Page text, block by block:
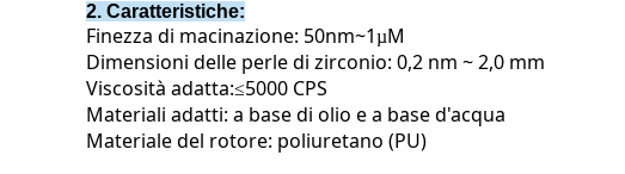
2. Caratteristiche:
Finezza di macinazione: 50nm~1µM
Dimensioni delle perle di zirconio: 0,2 nm ~ 2,0 mm
Viscosità adatta:≤5000 CPS
Materiali adatti: a base di olio e a base d'acqua
Materiale del rotore: poliuretano (PU)